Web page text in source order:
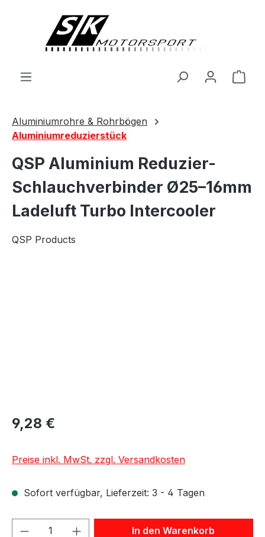
Aluminiumrohre & Rohrbögen
Aluminiumreduzierstück
QSP Aluminium Reduzier-
Schlauchverbinder Ø25–16mm
Ladeluft Turbo Intercooler
QSP Products
9,28 €
Preise inkl. MwSt. zzgl. Versandkosten
Sofort verfügbar, Lieferzeit: 3 - 4 Tagen
Produkt Anzahl: Gib denIn den Warenkorb